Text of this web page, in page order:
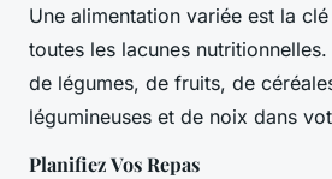
Une alimentation variée est la
toutes les lacunes
de légumes, de fruits, de
légumineuses et de noix dans
Planifiez Vos Repas